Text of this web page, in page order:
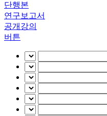
단행본
연구보고서
공개강의
버튼